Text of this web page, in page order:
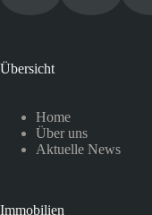
Übersicht
Home
Über uns
Aktuelle News
Immobilien